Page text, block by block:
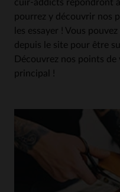
cuir-addicts répondront
pourrez y découvrir nos
les essayer ! Vous
depuis le site pour être
Découvrez nos points
principal !